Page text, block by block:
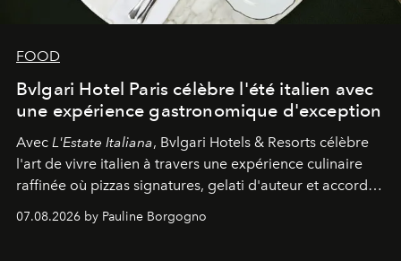
FOOD
Bvlgari Hotel Paris célèbre l'été italien avec
une expérience gastronomique d'exception
Avec L'Estate Italiana, Bvlgari Hotels & Resorts célèbre
l'art de vivre italien à travers une expérience culinaire
raffinée où pizzas signatures, gelati d'auteur et accords
07.08.2026 by Pauline Borgogno